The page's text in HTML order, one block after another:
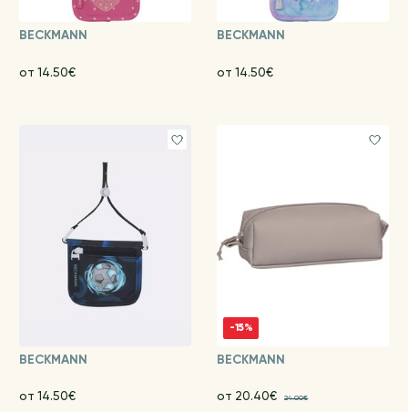
BECKMANN
от 14.50€
BECKMANN
от 14.50€
BECKMANN
от 14.50€
-15%
BECKMANN
от 20.40€ 24.00€